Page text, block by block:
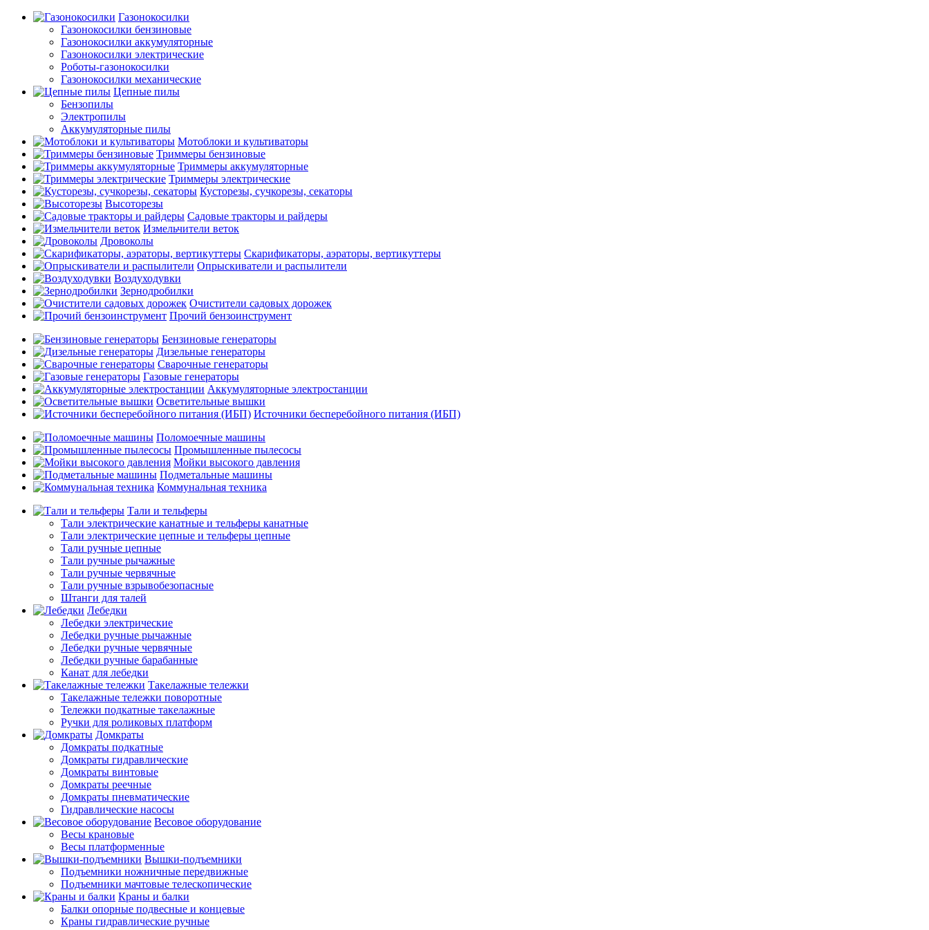
Газонокосилки
Газонокосилки бензиновые
Газонокосилки аккумуляторные
Газонокосилки электрические
Роботы-газонокосилки
Газонокосилки механические
Цепные пилы
Бензопилы
Электропилы
Аккумуляторные пилы
Мотоблоки и культиваторы
Триммеры бензиновые
Триммеры аккумуляторные
Триммеры электрические
Кусторезы, сучкорезы, секаторы
Высоторезы
Садовые тракторы и райдеры
Измельчители веток
Дровоколы
Скарификаторы, аэраторы, вертикуттеры
Опрыскиватели и распылители
Воздуходувки
Зернодробилки
Очистители садовых дорожек
Прочий бензоинструмент
Бензиновые генераторы
Дизельные генераторы
Сварочные генераторы
Газовые генераторы
Аккумуляторные электростанции
Осветительные вышки
Источники бесперебойного питания (ИБП)
Поломоечные машины
Промышленные пылесосы
Мойки высокого давления
Подметальные машины
Коммунальная техника
Тали и тельферы
Тали электрические канатные и тельферы канатные
Тали электрические цепные и тельферы цепные
Тали ручные цепные
Тали ручные рычажные
Тали ручные червячные
Тали ручные взрывобезопасные
Штанги для талей
Лебедки
Лебедки электрические
Лебедки ручные рычажные
Лебедки ручные червячные
Лебедки ручные барабанные
Канат для лебедки
Такелажные тележки
Такелажные тележки поворотные
Тележки подкатные такелажные
Ручки для роликовых платформ
Домкраты
Домкраты подкатные
Домкраты гидравлические
Домкраты винтовые
Домкраты реечные
Домкраты пневматические
Гидравлические насосы
Весовое оборудование
Весы крановые
Весы платформенные
Вышки-подъемники
Подъемники ножничные передвижные
Подъемники мачтовые телескопические
Краны и балки
Балки опорные подвесные и концевые
Краны гидравлические ручные